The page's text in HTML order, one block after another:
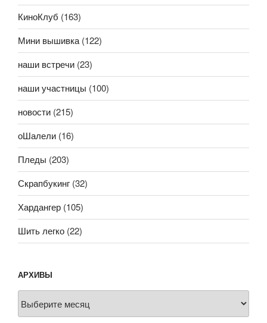
КиноКлуб (163)
Мини вышивка(122)
наши встречи (23)
наши участницы (100)
новости (215)
оШалели (16)
Пледы (203)
Скрапбукинг (32)
Хардангер (105)
Шить легко (22)
АРХИВЫ
Архивы